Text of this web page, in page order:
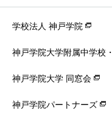
学校法人 神戸学院
神戸学院大学附属中学校
神戸学院大学 同窓会
神戸学院パートナーズ